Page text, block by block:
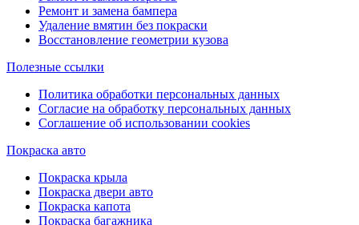
Ремонт и замена бампера
Удаление вмятин без покраски
Восстановление геометрии кузова
Полезные ссылки
Политика обработки персональных данных
Согласие на обработку персональных данных
Соглашение об использовании cookies
Покраска авто
Покраска крыла
Покраска двери авто
Покраска капота
Покраска багажника